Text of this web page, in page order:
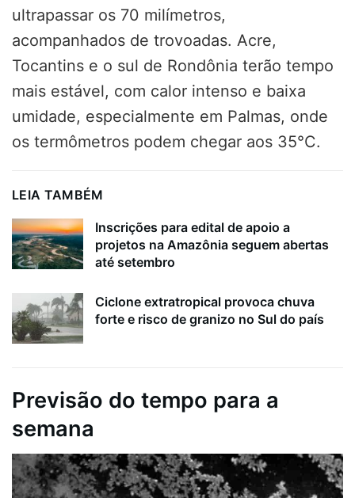
ultrapassar os 70 milímetros,
acompanhados de trovoadas. Acre,
Tocantins e o sul de Rondônia terão tempo
mais estável, com calor intenso e baixa
umidade, especialmente em Palmas, onde
os termômetros podem chegar aos 35°C.
LEIA TAMBÉM
Inscrições para edital de apoio a
projetos na Amazônia seguem abertas
até setembro
Ciclone extratropical provoca chuva
forte e risco de granizo no Sul do país
Previsão do tempo para a
semana